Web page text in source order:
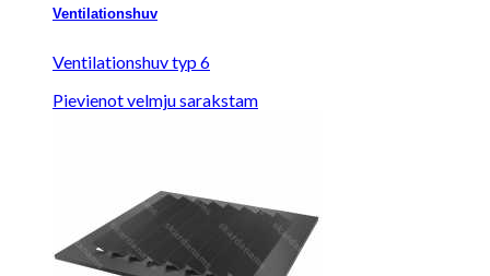
Ventilationshuv
Ventilationshuv typ 6
Pievienot velmju sarakstam